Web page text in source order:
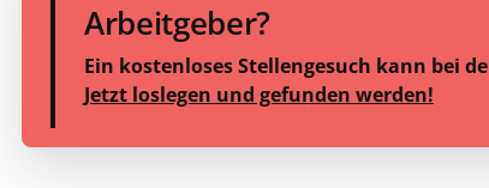
Arbeitgeber?
Ein kostenloses Stellengesuch kann bei
Jetzt loslegen und gefunden werden!